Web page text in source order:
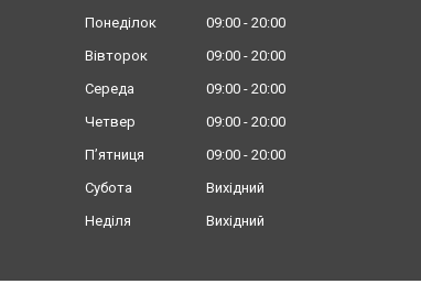
Понеділок 09:00
20:00
Вівторок
09:00
20:00
Середа
09:00
20:00
Четвер
09:00
20:00
Пʼятниця
09:00
20:00
Субота
Вихідний
Неділя
Вихідний